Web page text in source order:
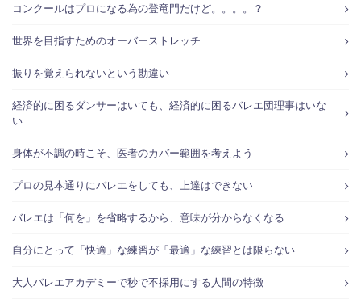
コンクールはプロになる為の登竜門だけど。。。。？
世界を目指すためのオーバーストレッチ
振りを覚えられないという勘違い
経済的に困るダンサーはいても、経済的に困るバレエ団理事はいな
い
身体が不調の時こそ、医者のカバー範囲を考えよう
プロの見本通りにバレエをしても、上達はできない
バレエは「何を」を省略するから、意味が分からなくなる
自分にとって「快適」な練習が「最適」な練習とは限らない
大人バレエアカデミーで秒で不採用にする人間の特徴